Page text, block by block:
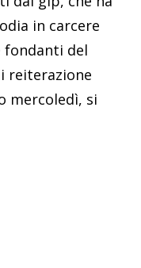
in carcere
fondanti del
reiterazione
mercoledì, si